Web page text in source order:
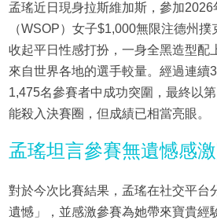
孟瑤近日現身拉斯維加斯，參加2026
（WSOP）女子$1,000無限注德州
收起平日性感打扮，一身全黑造型配
來自世界各地的選手較量。經過連續
1,475名參賽者中成功突圍，最終以
能殺入決賽圈，但成績已相當亮眼。
孟瑤坦言參賽無遺憾感
對於今次比賽結果，孟瑤在社交平台
遺憾」，並感激參賽為她帶來寶貴經